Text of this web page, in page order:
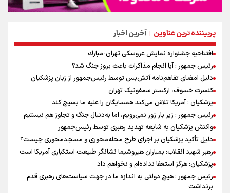
پربیننده ترین عناوین | آخرین اخبار
افتتاحیه جشنواره نمايش عروسكى تهران-مبارك
رئیس جمهور : آیا انجام مذاکرات باعث بروز جنگ شد؟
دلیل امضای تفاهم‌نامه آتش‌بس توسط رئیس‌جمهور از زبان پزشکیان
کنسرت خسوف، ارکستر سمفونیک تهران
پزشکیان : آمریکا تلاش می‌کند همسایگان را علیه ما بسیج کند
رئیس جمهور : زیر بار زور نمی‌رویم، اما به‌دنبال جنگ و تجاوز هم نیستیم
واکنش پزشکیان به شایعه تهدید رهبری توسط رئیس‌جمهور
دلیل تأکید پزشکیان بر اجرای طرح محله‌محوری و مسجدمحوری چیست؟
رهبر شهید انقلاب: بمباران هیروشیما نشانگر طبیعت استکباری آمریکا است
پزشکیان: هرگز استعفا نداده‌ام و نخواهم داد
رئیس جمهور : هیچ دولتی به اندازه ما در جهت سیاست‌های رهبری قدم
برنداشت